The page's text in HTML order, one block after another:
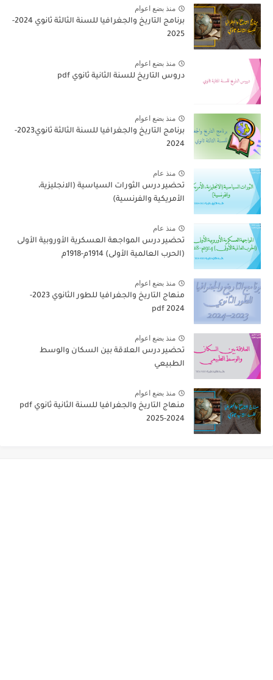
منذ بضع اعوام
برنامج التاريخ والجغرافيا للسنة الثالثة ثانوي 2024-
2025
منذ بضع اعوام
دروس التاريخ للسنة الثانية ثانوي pdf
منذ بضع اعوام
برنامج التاريخ والجغرافيا للسنة الثالثة ثانوي2023-
2024
منذ عام
تحضير درس الثورات السياسية (الانجليزية،
الأمريكية والفرنسية)
منذ عام
تحضير درس المواجهة العسكرية الأوروبية الأولى
(الحرب العالمية الأولى) 1914م-1918م
منذ بضع اعوام
منهاج التاريخ والجغرافيا للطور الثانوي 2023-
2024 pdf
منذ بضع اعوام
تحضير درس العلاقة بين السكان والوسط
الطبيعي
منذ بضع اعوام
منهاج التاريخ والجغرافيا للسنة الثانية ثانوي pdf
2025-2024